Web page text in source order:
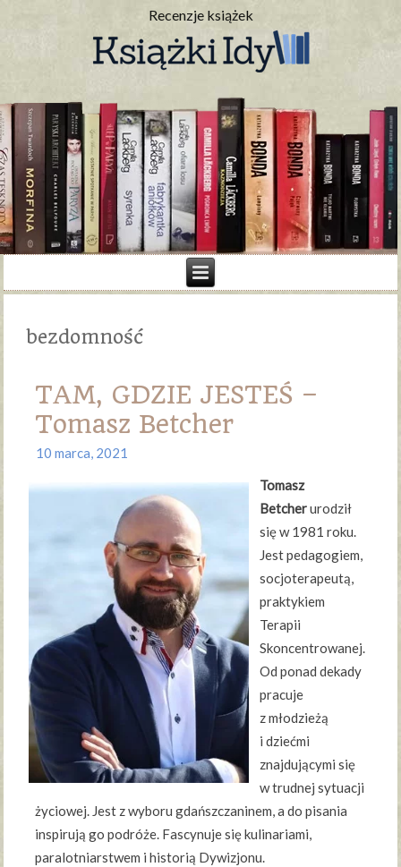
Recenzje książek
bezdomność
TAM, GDZIE JESTEŚ –
Tomasz Betcher
10 marca, 2021
Tomasz
Betcherurodził
się w 1981 roku.
Jest pedagogiem,
socjoterapeutą,
praktykiem
Terapii
Skoncentrowanej.
Od ponad dekady
pracuje
z młodzieżą
i dziećmi
znajdującymi się
w trudnej sytuacji
życiowej. Jest z wyboru gdańszczaninem, a do pisania
inspirują go podróże. Fascynuje się kulinariami,
paralotniarstwem i historią Dywizjonu.